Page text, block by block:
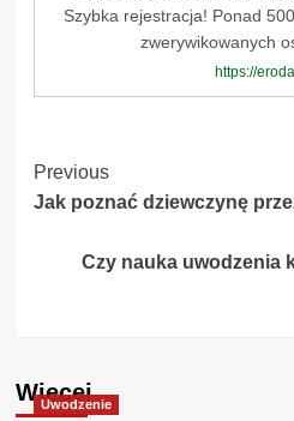
Szybka rejestracja! Ponad
zwerywikowanych
https://
Post
Navigation
Previous
Jak poznać dziewczynę
Czy nauka uwodzenia
Więcej
Uwodzenie